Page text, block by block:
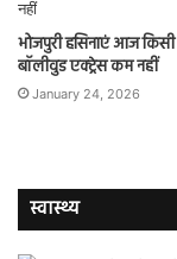
भोजपुरी हसिनाएं आज किसी
बॉलीवुड एक्ट्रेस कम नहीं
January 24, 2026
स्वास्थ्य